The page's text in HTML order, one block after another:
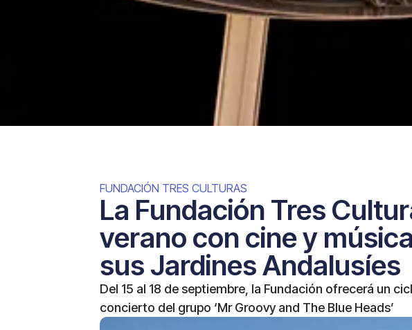
FUNDACIÓN TRES CULTURAS
La Fundación Tres
verano con cine y
sus Jardines Andalusíes
Del 15 al 18 de septiembre, la Fundación ofrecerá un
concierto del grupo ‘Mr Groovy and The Blue Heads’